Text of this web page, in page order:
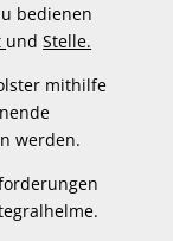
bedienen
undStelle.
mithilfe
werden.